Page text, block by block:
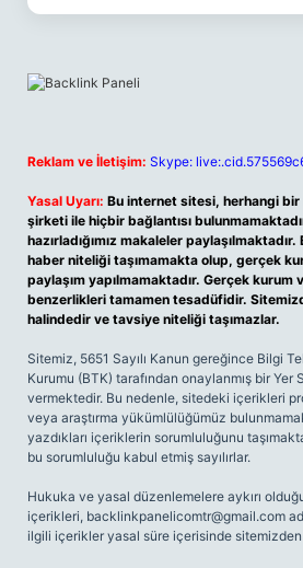
Reklam ve İletişim: Skype:
Yasal Uyarı: Bu internet sitesi, herhangi bir
şirketi ile hiçbir bağlantısı
hazırladığımız makaleler
haber niteliği taşımamakta olup, gerçek
paylaşım yapılmamaktadır. Gerçek kurum
benzerlikleri tamamen tesadüfidir.
halindedir ve tavsiye niteliği taşımazlar.
Sitemiz, 5651 Sayılı Kanun gereğince Bilgi
Kurumu (BTK) tarafından onaylanmış bir Yer
vermektedir. Bu nedenle, sitedeki içerikleri
veya araştırma yükümlülüğümüz
yazdıkları içeriklerin sorumluluğunu
bu sorumluluğu kabul etmiş sayılırlar.
Hukuka ve yasal düzenlemelere aykırı
içerikleri, backlinkpanelicomtr@gmail.com
ilgili içerikler yasal süre içerisinde sitemizden